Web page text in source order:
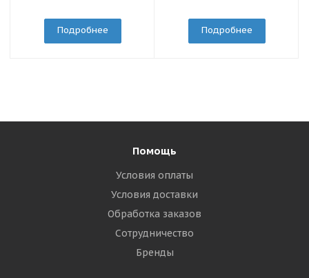
Подробнее Подробнее
Помощь
Условия оплаты
Условия доставки
Обработка заказов
Сотрудничество
Бренды